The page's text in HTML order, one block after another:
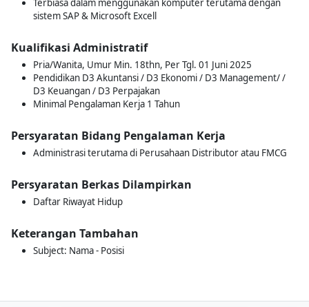
Terbiasa dalam menggunakan komputer terutama dengan
sistem SAP & Microsoft Excell
Kualifikasi Administratif
Pria/Wanita, Umur Min. 18thn, Per Tgl. 01 Juni 2025
Pendidikan D3 Akuntansi / D3 Ekonomi / D3 Management/ /
D3 Keuangan / D3 Perpajakan
Minimal Pengalaman Kerja 1 Tahun
Persyaratan Bidang Pengalaman Kerja
Administrasi terutama di Perusahaan Distributor atau FMCG
Persyaratan Berkas Dilampirkan
Daftar Riwayat Hidup
Keterangan Tambahan
Subject: Nama - Posisi